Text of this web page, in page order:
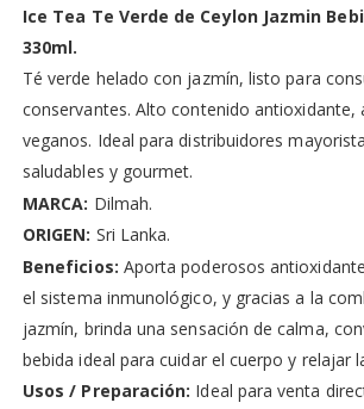
Ice Tea Te Verde de Ceylon Jazmin
330ml.
Té verde helado con jazmín, listo para
conservantes. Alto contenido antioxidante,
veganos. Ideal para distribuidores
saludables y gourmet.
MARCA: Dilmah.
ORIGEN: Sri Lanka.
Beneficios: Aporta poderosos
el sistema inmunológico, y gracias a la
jazmín, brinda una sensación de calma,
bebida ideal para cuidar el cuerpo y relajar
Usos / Preparación: Ideal para venta